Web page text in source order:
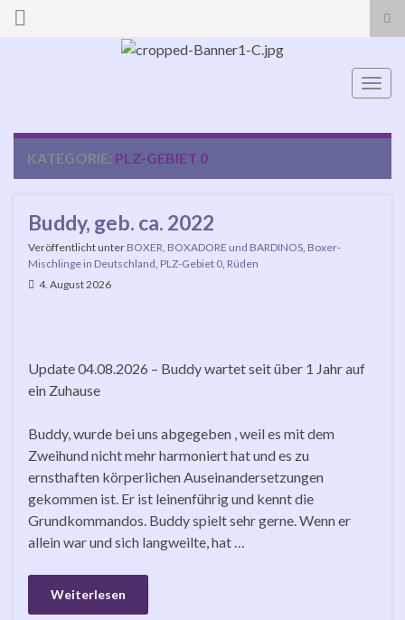
Search for:
KATEGORIE: PLZ-GEBIET 0
Buddy, geb. ca. 2022
Veröffentlicht unter BOXER, BOXADORE und BARDINOS Boxer-
Mischlinge in Deutschland PLZ-Gebiet 0 Rüden
4. August 2026
Update 04.08.2026 – Buddy wartet seit über 1 Jahr auf
ein Zuhause
Buddy, wurde bei uns abgegeben , weil es mit dem
Zweihund nicht mehr harmoniert hat und es zu
ernsthaften körperlichen Auseinandersetzungen
gekommen ist. Er ist leinenführig und kennt die
Grundkommandos. Buddy spielt sehr gerne. Wenn er
allein war und sich langweilte, hat …
Weiterlesen